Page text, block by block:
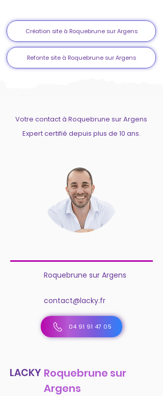
Création site à Roquebrune sur Argens
Refonte site à Roquebrune sur Argens
Votre contact à Roquebrune sur Argens
Expert certifié depuis plus de 10 ans.
Roquebrune sur Argens
contact@lacky.fr
04 91 91 47 05
LACKY Roquebrune sur
Argens